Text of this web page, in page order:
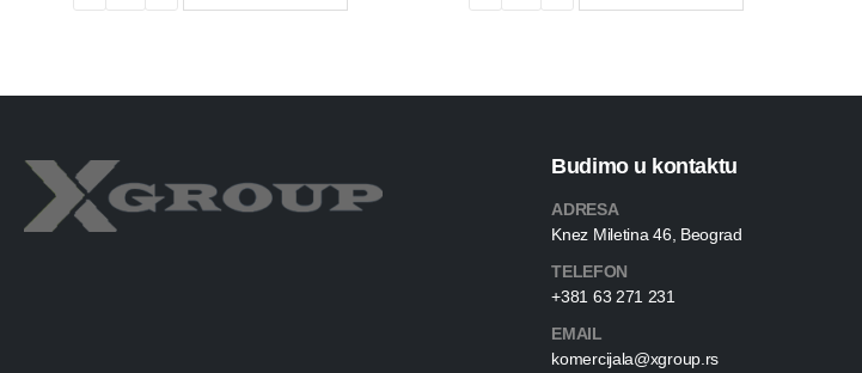
Budimo u kontaktu
ADRESA
Knez Miletina 46, Beograd
TELEFON
+381 63 271 231
EMAIL
komercijala@xgroup.rs